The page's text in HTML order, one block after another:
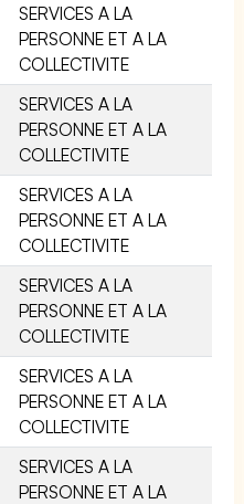
SERVICES A LA
PERSONNE ET A LA
COLLECTIVITE
SERVICES A LA
PERSONNE ET A LA
COLLECTIVITE
SERVICES A LA
PERSONNE ET A LA
COLLECTIVITE
SERVICES A LA
PERSONNE ET A LA
COLLECTIVITE
SERVICES A LA
PERSONNE ET A LA
COLLECTIVITE
SERVICES A LA
PERSONNE ET A LA